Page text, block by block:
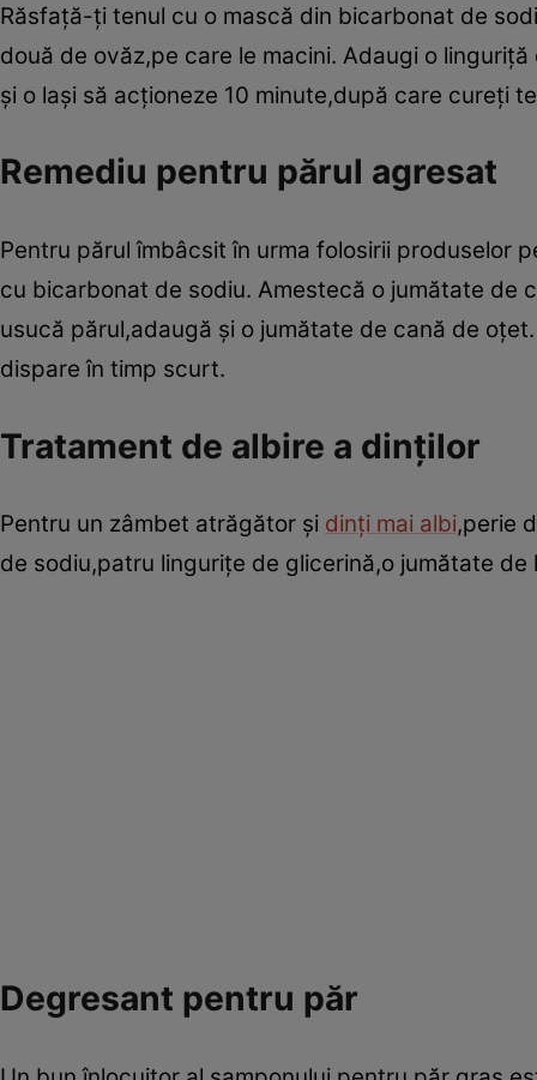
Răsfaţă-ţi tenul cu o mască din bicarbonat de
două de ovăz,pe care le macini. Adaugi o
şi o laşi să acţioneze 10 minute,după care cureţi
Remediu pentru părul agresat
Pentru părul îmbâcsit în urma folosirii produselor
cu bicarbonat de sodiu. Amestecă o jumătate de
usucă părul,adaugă şi o jumătate de cană de
dispare în timp scurt.
Tratament de albire a dinţilor
Pentru un zâmbet atrăgător şi dinţi mai albi,perie
de sodiu,patru linguriţe de glicerină,o jumătate
Degresant pentru păr